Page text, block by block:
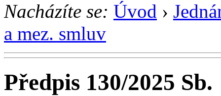
Nacházíte se: Úvod ›
a mez. smluv
Předpis 130/2025 Sb.